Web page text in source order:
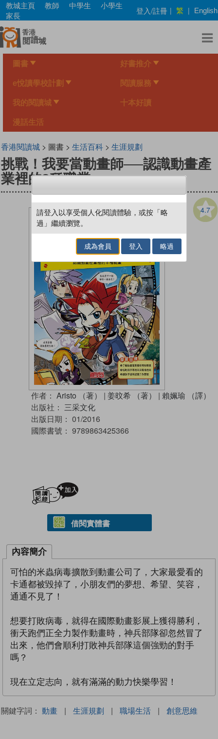
Skip
main
content
教城主頁 教師 中學生
小學生
家長
登入/註冊 | 繁 | English
圖書 好書推介
e悅讀學校計劃 閱讀服務
我的閱讀城 十本好讀
漫話生活
香港閱讀城> 圖書 > 生活百科> 生涯規劃
挑戰！我要當動畫師──認識動畫產
業裡的8種職業
4.7
作者： Aristo （著） | 姜旼希 （著） | 賴姵瑜 （譯）
出版社： 三采文化
出版日期： 01/2016
國際書號： 9789863425366
借閱實體書
內容簡介
可怕的米蟲病毒擴散到動畫公司了，大家最愛看的
卡通都被毀掉了，小朋友們的夢想、希望、笑容，
通通不見了！
想要打敗病毒，就得在國際動畫影展上獲得勝利，
衝天跑們正全力製作動畫時，神兵部隊卻忽然冒了
出來，他們會順利打敗神兵部隊這個強勁的對手
嗎？
現在立定志向，就有滿滿的動力快樂學習！
關鍵字詞： 動畫 | 生涯規劃 | 職場生活 | 創意思維
請登入以享受個人化閱讀體驗，或按「略
過」繼續瀏覽。
成為會員 登入 略過